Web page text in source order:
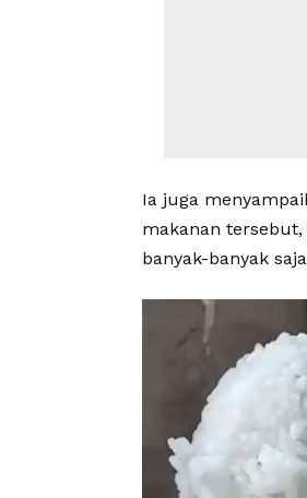
Ia juga
makanan tersebut,
banyak-banyak
Pemutar
Video